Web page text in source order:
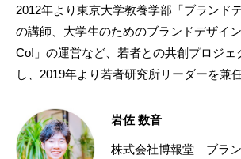
2012年より東京大学教養学部「ブランド
の講師、大学生のためのブランドデザイ
Co!」の運営など、若者との共創プロジェ
し、2019年より若者研究所リーダーを兼任
岩佐 数音
株式会社博報堂 ブラ